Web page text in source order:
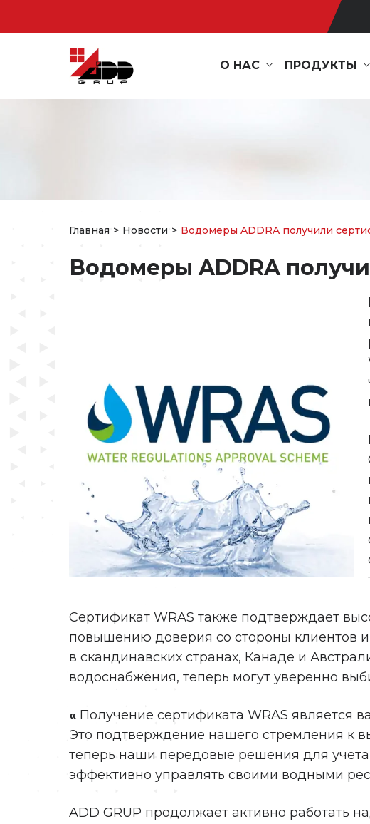
О НАС ПРОДУКТЫ
Главная Новости Водомеры ADDRA получили
Водомеры ADDRA
Сертификат WRAS также подтверждает
повышению доверия со стороны клиентов
в скандинавских странах, Канаде и
водоснабжения, теперь могут уверенно
« Получение сертификата WRAS является
Это подтверждение нашего стремления к
теперь наши передовые решения для
эффективно управлять своими водными
ADD GRUP продолжает активно работать